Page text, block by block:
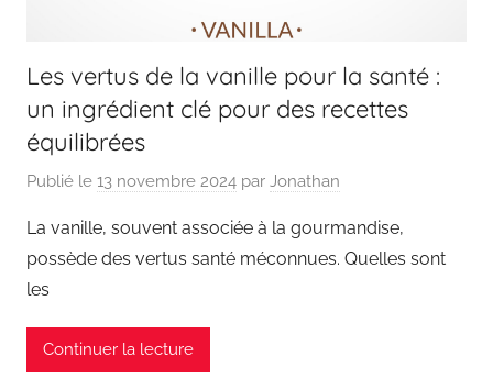
Les vertus de la vanille pour la santé :
un ingrédient clé pour des recettes
équilibrées
Publié le 13 novembre 2024 par Jonathan
La vanille, souvent associée à la gourmandise,
possède des vertus santé méconnues. Quelles sont
les
Continuer la lecture